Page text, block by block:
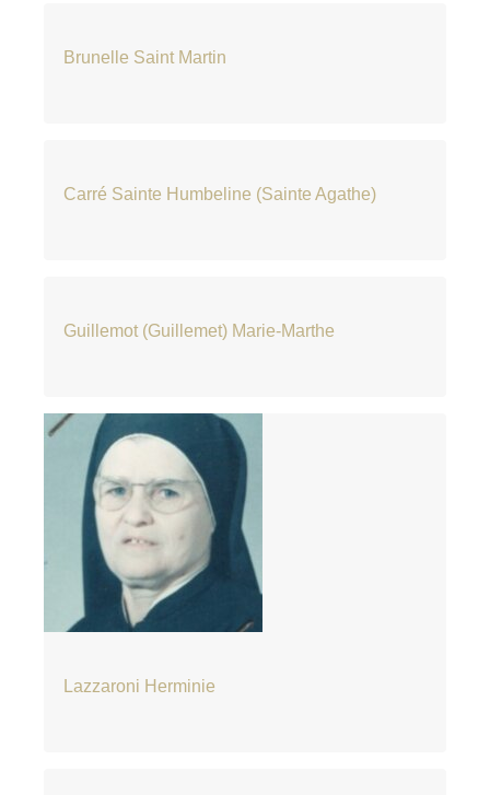
Brunelle Saint Martin
Carré Sainte Humbeline (Sainte Agathe)
Guillemot (Guillemet) Marie-Marthe
Lazzaroni Herminie